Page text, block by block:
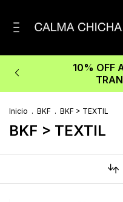
10% OFF
Inicio . BKF . BKF > TEXTIL
BKF > TEXTIL